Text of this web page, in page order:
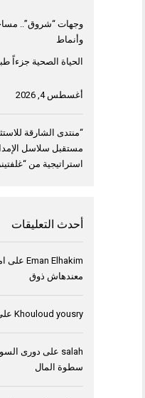
وجهات “شروق”..
وأنماط
الحياة الصحية جزءاً
أغسطس 4, 2026
مستقبل سلاسل
استراتيجية من
أحدث التعليقات
Eman Elhakim على
معندهاش ذوق
Khouloud yousry
salah على دورى
سطوة المال